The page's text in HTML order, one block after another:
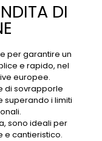
DI
per garantire un
e rapido, nel
europee.
di sovrapporle
superando i limiti
sono ideali per
e cantieristico.